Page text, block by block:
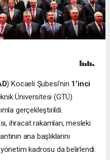
) Kocaeli Şubesi’nin 1’inci
Üniversitesi (GTÜ)
gerçekleştirildi.
ihracat rakamları, mesleki
ana başlıklarını
kadrosu da belirlendi.